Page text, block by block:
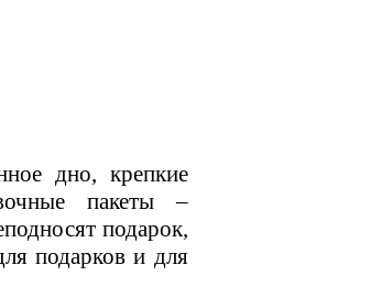
дно, крепкие
пакеты –
подарок,
подарков и для